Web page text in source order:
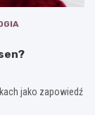
jako zapowiedź